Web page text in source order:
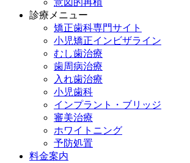
意図的再植
診療メニュー
矯正歯科専門サイト
小児矯正インビザライン
むし歯治療
歯周病治療
入れ歯治療
小児歯科
インプラント・ブリッジ
審美治療
ホワイトニング
予防処置
料金案内